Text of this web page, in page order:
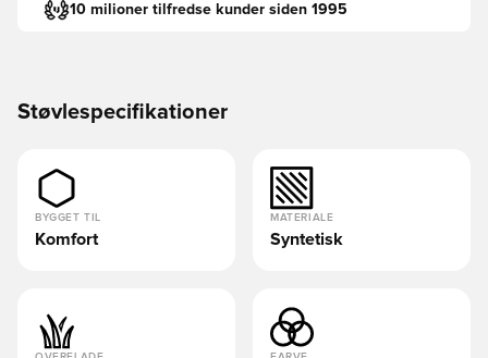
10 milioner tilfredse kunder siden 1995
Støvlespecifikationer
BYGGET TIL
Komfort
MATERIALE
Syntetisk